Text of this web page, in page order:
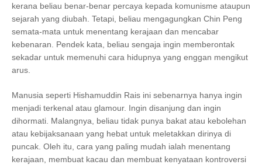
kerana beliau benar-benar percaya kepada komunisme ataupun
sejarah yang diubah. Tetapi, beliau mengagungkan Chin Peng
semata-mata untuk menentang kerajaan dan mencabar
kebenaran. Pendek kata, beliau sengaja ingin memberontak
sekadar untuk memenuhi cara hidupnya yang enggan mengikut
arus.
Manusia seperti Hishamuddin Rais ini sebenarnya hanya ingin
menjadi terkenal atau glamour. Ingin disanjung dan ingin
dihormati. Malangnya, beliau tidak punya bakat atau kebolehan
atau kebijaksanaan yang hebat untuk meletakkan dirinya di
puncak. Oleh itu, cara yang paling mudah ialah menentang
kerajaan, membuat kacau dan membuat kenyataan kontroversi